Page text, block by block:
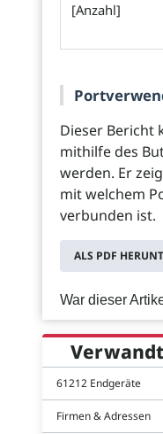
[Anzahl]
Dieser Bericht
mithilfe des
werden. Er
mit welchem
verbunden ist.
ALS PDF
War dieser
61212 Endgeräte
Firmen & Adressen